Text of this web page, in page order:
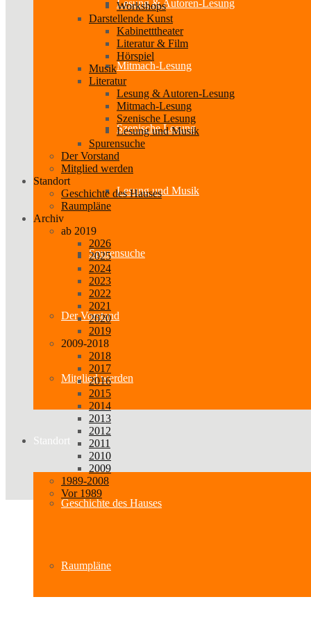
Lesung & Autoren-Lesung
Mitmach-Lesung
Szenische Lesung
Lesung und Musik
Spurensuche
Der Vorstand
Mitglied werden
Standort
Geschichte des Hauses
Raumpläne
Workshops
Darstellende Kunst
Kabinetttheater
Literatur & Film
Hörspiel
Musik
Literatur
Lesung & Autoren-Lesung
Mitmach-Lesung
Szenische Lesung
Lesung und Musik
Spurensuche
Der Vorstand
Mitglied werden
Standort
Geschichte des Hauses
Raumpläne
Archiv
ab 2019
2026
2025
2024
2023
2022
2021
2020
2019
2009-2018
2018
2017
2016
2015
2014
2013
2012
2011
2010
2009
1989-2008
Vor 1989